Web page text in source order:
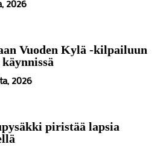
2026
Vuoden Kylä -kilpailuun
2026
piristää lapsia